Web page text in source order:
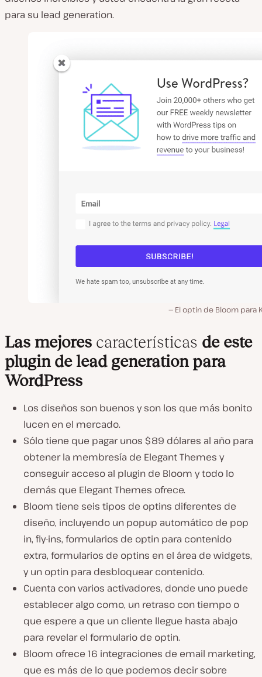
para su lead generation.
El optin de Bloom para
Las mejores características de este
plugin de lead generation para
WordPress
Los diseños son buenos y son los que más bonito
lucen en el mercado.
Sólo tiene que pagar unos $89 dólares al año para
obtener la membresía de Elegant Themes y
conseguir acceso al plugin de Bloom y todo lo
demás que Elegant Themes ofrece.
Bloom tiene seis tipos de optins diferentes de
diseño, incluyendo un popup automático de pop
in, fly-ins, formularios de optin para contenido
extra, formularios de optins en el área de widgets,
y un optin para desbloquear contenido.
Cuenta con varios activadores, donde uno puede
establecer algo como, un retraso con tiempo o
que espere a que un cliente llegue hasta abajo
para revelar el formulario de optin.
Bloom ofrece 16 integraciones de email marketing,
que es más de lo que podemos decir sobre